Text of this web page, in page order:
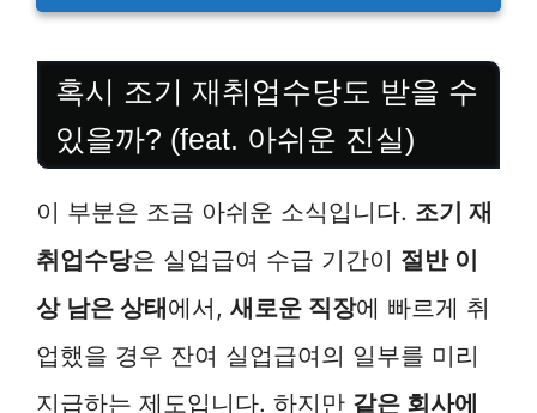
혹시 조기 재취업수당도 받을 수
있을까? (feat. 아쉬운 진실)
이 부분은 조금 아쉬운 소식입니다. 조기 재
취업수당은 실업급여 수급 기간이 절반 이
상 남은 상태에서, 새로운 직장에 빠르게 취
업했을 경우 잔여 실업급여의 일부를 미리
지급하는 제도입니다. 하지만 같은 회사에